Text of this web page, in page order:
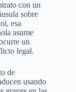
con un
sobre
esa
asume
un
legal.
de
usando